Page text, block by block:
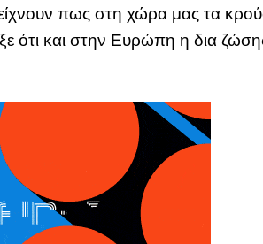
πως στη χώρα μας τα
και στην Ευρώπη η δια ζώσης